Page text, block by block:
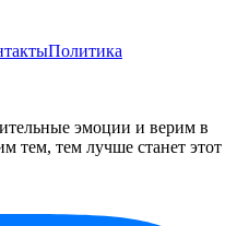
Политика
эмоции и верим в
тем, тем лучше станет этот